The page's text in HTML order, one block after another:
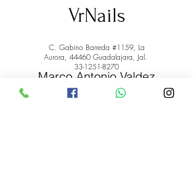
VrNails
C. Gabino Barreda #1159, La
Aurora, 44460 Guadalajara, Jal.
33-1251-8270
Marco Antonio Valdez
de la Rosa.
RFC: VARM900908ER2